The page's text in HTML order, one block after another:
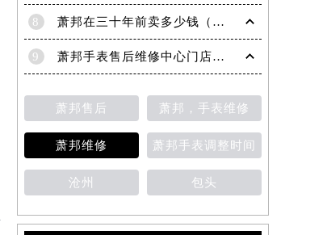
8 萧邦在三十年前卖多少钱（名表价格变迁的历史洞察）
9 萧邦手表售后维修中心门店地址
萧邦售后 萧邦，手表维修
萧邦维修 萧邦手表调整时间
沧州 包头